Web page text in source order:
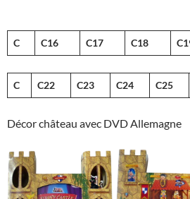
C C16 C17 C18
C C22 C23 C24 C25
Décor château avec DVD Allemagne